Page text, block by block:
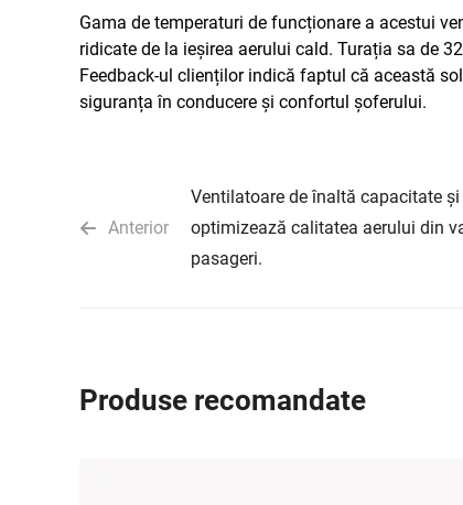
Gama de temperaturi de funcționare a acestui
ridicate de la ieșirea aerului cald. Turația sa de
Feedback-ul clienților indică faptul că această
siguranța în conducere și confortul șoferului.
Anterior
Ventilatoare de înaltă capacitate
optimizează calitatea aerului din
pasageri.
Produse recomandate